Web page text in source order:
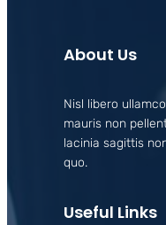
About Us
Nisl libero
mauris non
lacinia sagittis
quo.
Useful Links